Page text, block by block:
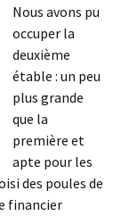
Nous avons pu
occuper la
deuxième
étable : un peu
plus grande
que la
première et
apte pour les
des poules de
financier